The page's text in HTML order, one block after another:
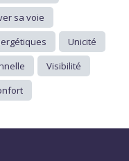
sa voie
Unicité
Visibilité